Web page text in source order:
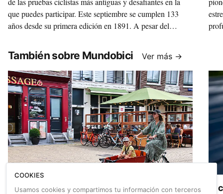
que puedes participar. Este septiembre se cumplen 133
años desde su primera edición en 1891. A pesar del
resistencia. Casi cuatro días pedaleando sin parar.
¿Aguantarías sin dormir?
También sobre Mundobici Ver más →
Cargo Bikes: ¿la elección de los talleres?
COOKIES
Usamos cookies y compartimos tu información con terceros